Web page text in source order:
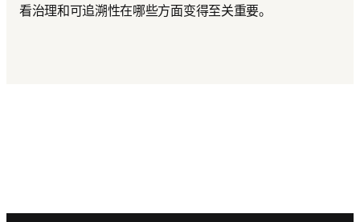
看治理和可追溯性在哪些方面变得至关重要。